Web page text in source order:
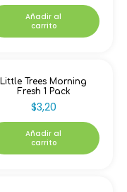
Añadir al
carrito
Little Trees Morning
Fresh 1 Pack
$3,20
Añadir al
carrito